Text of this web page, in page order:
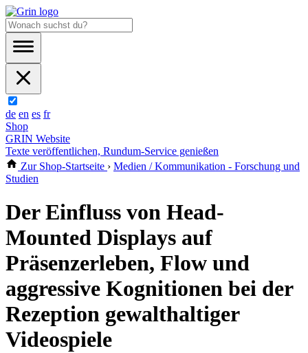
de en es fr
Shop
GRIN Website
Texte veröffentlichen, Rundum-Service genießen
Zur Shop-Startseite › Medien / Kommunikation - Forschung und
Studien
Der Einfluss von Head-
Mounted Displays auf
Präsenzerleben, Flow und
aggressive Kognitionen bei der
Rezeption gewalthaltiger
Videospiele